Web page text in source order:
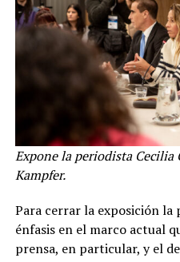
Expone la periodista
Kampfer.
Para cerrar la exposición la
énfasis en el marco actual
prensa, en particular, y el